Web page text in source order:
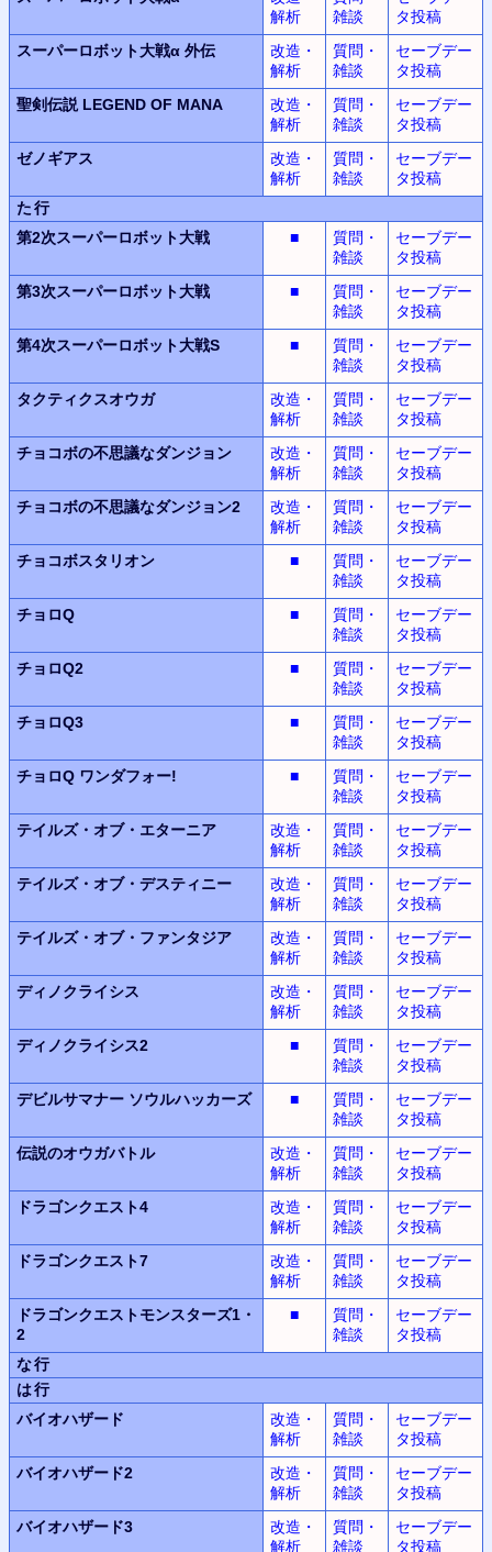
解析
雑談
タ投稿
スーパーロボット大戦α 外伝
改造・
解析
質問・
雑談
セーブデー
タ投稿
聖剣伝説 LEGEND OF MANA
改造・
解析
質問・
雑談
セーブデー
タ投稿
ゼノギアス
改造・
解析
質問・
雑談
セーブデー
タ投稿
た行
第2次スーパーロボット大戦 ■
質問・
雑談
セーブデー
タ投稿
第3次スーパーロボット大戦 ■
質問・
雑談
セーブデー
タ投稿
第4次スーパーロボット大戦S
■
質問・
雑談
セーブデー
タ投稿
タクティクスオウガ
改造・
解析
質問・
雑談
セーブデー
タ投稿
チョコボの不思議なダンジョン
改造・
解析
質問・
雑談
セーブデー
タ投稿
チョコボの不思議なダンジョン2
改造・
解析
質問・
雑談
セーブデー
タ投稿
チョコボスタリオン
■
質問・
雑談
セーブデー
タ投稿
チョロQ
■
質問・
雑談
セーブデー
タ投稿
チョロQ2
■
質問・
雑談
セーブデー
タ投稿
チョロQ3
■
質問・
雑談
セーブデー
タ投稿
チョロQ ワンダフォー! ■
質問・
雑談
セーブデー
タ投稿
テイルズ・オブ・エターニア
改造・
解析
質問・
雑談
セーブデー
タ投稿
テイルズ・オブ・デスティニー
改造・
解析
質問・
雑談
セーブデー
タ投稿
テイルズ・オブ・ファンタジア
改造・
解析
質問・
雑談
セーブデー
タ投稿
ディノクライシス
改造・
解析
質問・
雑談
セーブデー
タ投稿
ディノクライシス2
■
質問・
雑談
セーブデー
タ投稿
デビルサマナー ソウルハッカーズ ■
質問・
雑談
セーブデー
タ投稿
伝説のオウガバトル
改造・
解析
質問・
雑談
セーブデー
タ投稿
ドラゴンクエスト4
改造・
解析
質問・
雑談
セーブデー
タ投稿
ドラゴンクエスト7
改造・
解析
質問・
雑談
セーブデー
タ投稿
ドラゴンクエストモンスターズ1・
2
■
質問・
雑談
セーブデー
タ投稿
な行
は行
バイオハザード
改造・
解析
質問・
雑談
セーブデー
タ投稿
バイオハザード2
改造・
解析
質問・
雑談
セーブデー
タ投稿
バイオハザード3
改造・
解析
質問・
雑談
セーブデー
タ投稿